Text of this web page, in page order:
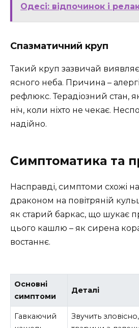
Одесі: відпочинок і
Спазматичний круп
Такий круп зазвичай
ясного неба. Причина –
рефлюкс. Терадіозний стан,
ніч, коли ніхто не чекає.
надійно.
Симптоматика та
Насправді, симптоми схожі
драконом на повітряній
як старий баркас, що шукає
цього кашлю – як сирена
востаннє.
Основні
симптоми
Деталі
Гавкаючий
Звучить